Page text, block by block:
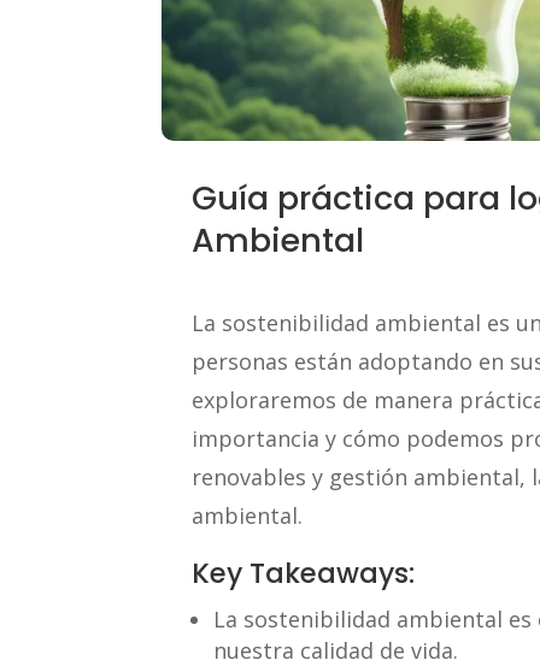
Guía práctica para
Ambiental
La sostenibilidad ambiental es
personas están adoptando en
exploraremos de manera
importancia y cómo podemos
renovables y gestión ambiental,
ambiental.
Key Takeaways:
La sostenibilidad ambiental
nuestra calidad de vida.